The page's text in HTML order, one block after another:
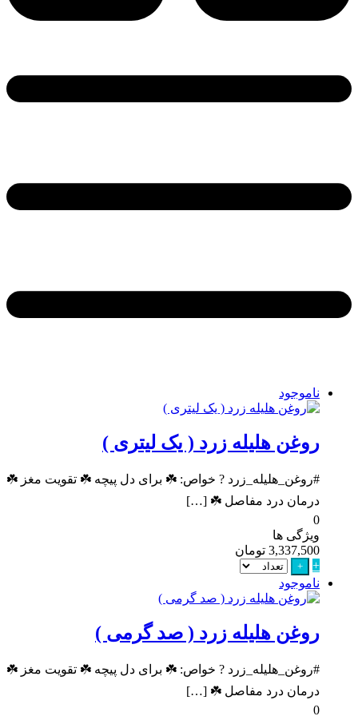
ناموجود
روغن هلیله زرد ( یک لیتری )
#روغن_هلیله_زرد ? خواص: ☘️ برای دل پیچه ☘️ تقویت مغز ☘️
درمان درد مفاصل ☘️ […]
0
ویژگی ها
3,337,500 تومان
+
+
ناموجود
روغن هلیله زرد ( صد گرمی )
#روغن_هلیله_زرد ? خواص: ☘️ برای دل پیچه ☘️ تقویت مغز ☘️
درمان درد مفاصل ☘️ […]
0